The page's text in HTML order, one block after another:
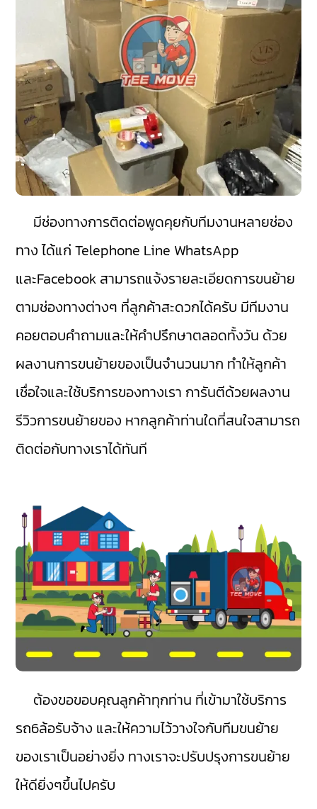
มีช่องทางการติดต่อพูดคุยกับทีมงานหลายช่อง
ทาง ได้แก่ Telephone Line WhatsApp
และFacebook สามารถแจ้งรายละเอียดการขนย้าย
ตามช่องทางต่างๆ ที่ลูกค้าสะดวกได้ครับ มีทีมงาน
คอยตอบคำถามและให้คำปรึกษาตลอดทั้งวัน ด้วย
ผลงานการขนย้ายของเป็นจำนวนมาก ทำให้ลูกค้า
เชื่อใจและใช้บริการของทางเรา การันตีด้วยผลงาน
รีวิวการขนย้ายของ หากลูกค้าท่านใดที่สนใจสามารถ
ติดต่อกับทางเราได้ทันที
ต้องขอขอบคุณลูกค้าทุกท่าน ที่เข้ามาใช้บริการ
รถ6ล้อรับจ้าง และให้ความไว้วางใจกับทีมขนย้าย
ของเราเป็นอย่างยิ่ง ทางเราจะปรับปรุงการขนย้าย
ให้ดียิ่งๆขึ้นไปครับ